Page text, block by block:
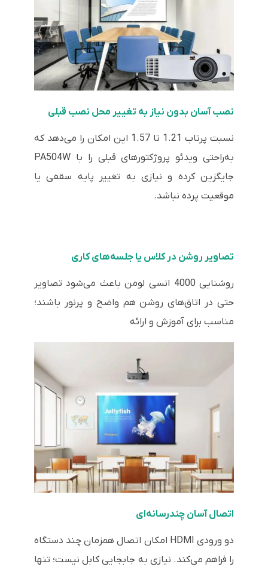
نصب آسان بدون نیاز به تغییر محل نصب قبلی
نسبت پرتاب 1.21 تا 1.57 این امکان را می‌دهد که
به‌راحتی ویدئو پروژکتورهای قبلی را با PA504W
جایگزین کرده و نیازی به تغییر پایه سقفی یا
موقعیت پرده نباشد.
تصاویر روشن در کلاس یا جلسه‌های کاری
روشنایی 4000 انسی لومن باعث می‌شود تصاویر
حتی در اتاق‌های روشن هم واضح و پرنور باشند؛
مناسب برای آموزش و ارائه
اتصال آسان چندرسانه‌ای
دو ورودی HDMI امکان اتصال همزمان چند دستگاه
را فراهم می‌کند. نیازی به جابجایی کابل نیست؛ تنها